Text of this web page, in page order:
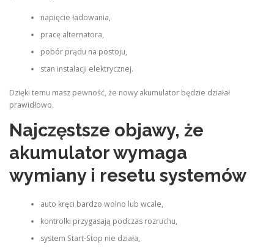
napięcie ładowania,
pracę alternatora,
pobór prądu na postoju,
stan instalacji elektrycznej.
Dzięki temu masz pewność, że nowy akumulator będzie działał
prawidłowo.
Najczęstsze objawy, że
akumulator wymaga
wymiany i resetu systemów
auto kręci bardzo wolno lub wcale,
kontrolki przygasają podczas rozruchu,
system Start-Stop nie działa,